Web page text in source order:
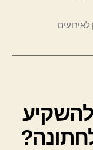
לאירועים